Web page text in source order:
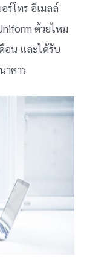
ร์โทร อีเมลล์
ด้วยไหม
อน และได้รับ
าคาร